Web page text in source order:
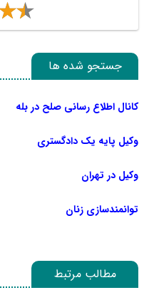
جستجو شده ها
کانال اطلاع رسانی صلح در بله
وکیل پایه یک دادگستری
وکیل در تهران
توانمندسازی زنان
مطالب مرتبط